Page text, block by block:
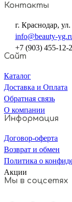
Контакты
г. Краснодар,
info@beauty-
+7 (903) 455-12-
Сайт
Каталог
Доставка и Оплата
Обратная связь
О компании
Информация
Договор-оферта
Возврат и обмен
Политика о
Акции
Мы в соцсетях